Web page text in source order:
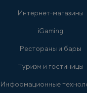
Интернет-магазины
iGaming
Рестораны и бары
Туризм и гостиницы
Информационные